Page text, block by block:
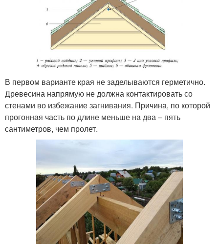
В первом варианте края не заделываются герметично.
Древесина напрямую не должна контактировать со
стенами во избежание загнивания. Причина, по которой
прогонная часть по длине меньше на два – пять
сантиметров, чем пролет.